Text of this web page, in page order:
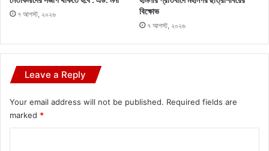
৭ আগস্ট, ২০২৬
বিক্ষোভ
৭ আগস্ট, ২০২৬
Leave a Reply
Your email address will not be published. Required fields are
marked *